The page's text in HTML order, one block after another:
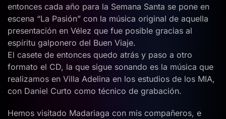
entonces cada año para la Semana Santa se pone en
escena “La Pasión” con la música original de aquella
presentación en Vélez que fue posible gracias al
espíritu galponero del Buen Viaje.
El casete de entonces quedo atrás y paso a otro
formato el CD, la que sigue sonando es la música que
realizamos en Villa Adelina en los estudios de los MIA,
con Daniel Curto como técnico de grabación.
Hemos visitado Madariaga con mis compañeros, e